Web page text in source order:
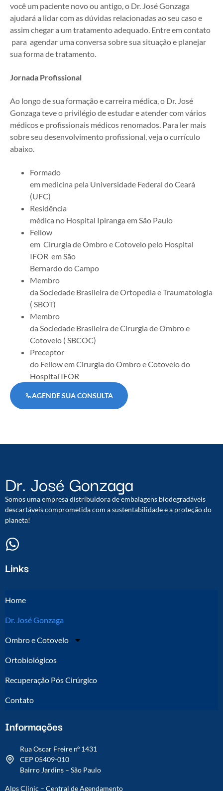
você um paciente novo ou antigo, o Dr. José Gonzaga
ajudará a lidar com as dúvidas relacionadas ao seu caso e
assim chegar a um tratamento adequado. Entre em contato
para agendar uma conversa sobre sua situação e planejar
sua forma de tratamento.
Jornada Profissional
Ao longo de sua formação e carreira médica, o Dr. José
Gonzaga teve o privilégio de estudar e atender com vários
médicos e profissionais médicos renomados. Para ler mais
sobre seu desenvolvimento profissional, veja o currículo
abaixo.
Formado
em medicina pela Universidade Federal do Ceará
(UFC)
Residência
médica no Hospital Ipiranga em São Paulo
Fellow
em Cirurgia de Ombro e Cotovelo pelo Hospital
IFOR em São
Bernardo do Campo
Membro
da Sociedade Brasileira de Ortopedia e Traumatologia
( SBOT)
Membro
da Sociedade Brasileira de Cirurgia de Ombro e
Cotovelo ( SBCOC)
Preceptor
do Fellow em Cirurgia do Ombro e Cotovelo do
Hospital IFOR
AGENDE SUA CONSULTA
Dr. José Gonzaga
Somos uma empresa distribuidora de embalagens biodegradáveis
descartáveis comprometida com a sustentabilidade e a proteção do
planeta!
Links
Home
Dr. José Gonzaga
Ombro e Cotovelo
Ortobiológicos
Recuperação Pós Cirúrgico
Contato
Informações
Rua Oscar Freire nº 1431
CEP 05409-010
Bairro Jardins – São Paulo
Alps Clinic – Central de Agendamento